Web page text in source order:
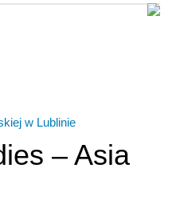
w Lublinie
– Asia